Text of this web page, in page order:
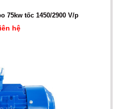
75kw tốc 1450/2900 V/p
hệ